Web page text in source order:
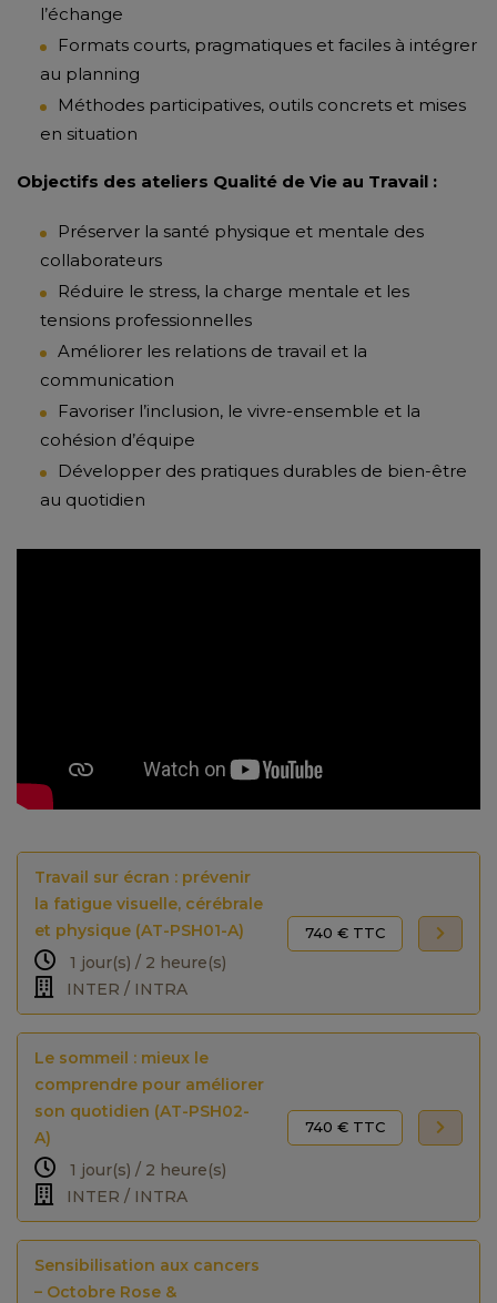
l’échange
Formats courts, pragmatiques et faciles à intégrer
au planning
Méthodes participatives, outils concrets et mises
en situation
Objectifs des ateliers Qualité de Vie au Travail :
Préserver la santé physique et mentale des
collaborateurs
Réduire le stress, la charge mentale et les
tensions professionnelles
Améliorer les relations de travail et la
communication
Favoriser l’inclusion, le vivre-ensemble et la
cohésion d’équipe
Développer des pratiques durables de bien-être
au quotidien
Travail sur écran : prévenir
la fatigue visuelle, cérébrale
et physique (AT-PSH01-A)
1 jour(s) / 2 heure(s)
INTER / INTRA
740 € TTC
Le sommeil : mieux le
comprendre pour améliorer
son quotidien (AT-PSH02-
A)
1 jour(s) / 2 heure(s)
INTER / INTRA
740 € TTC
Sensibilisation aux cancers
– Octobre Rose &